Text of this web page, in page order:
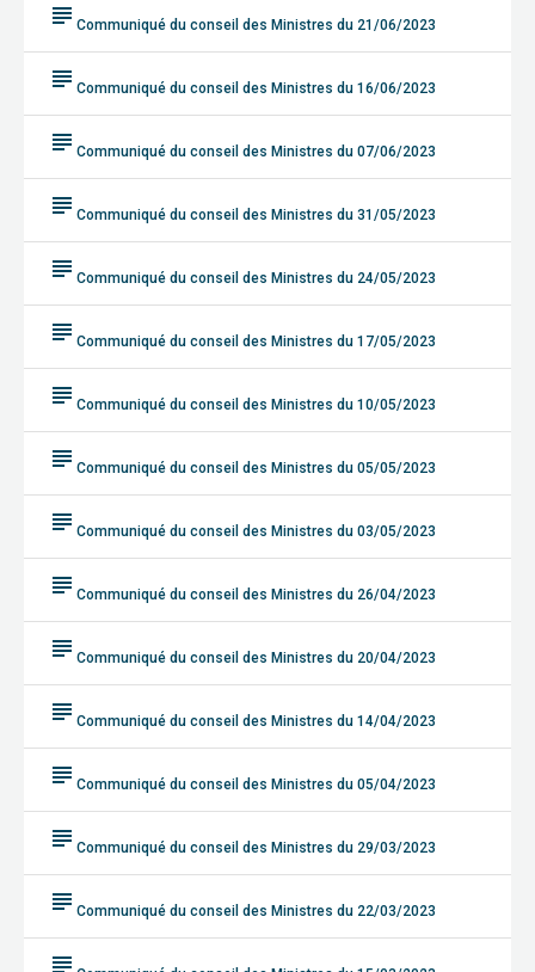
subject Communiqué du conseil des Ministres du 21/06/2023
subject Communiqué du conseil des Ministres du 16/06/2023
subject Communiqué du conseil des Ministres du 07/06/2023
subject Communiqué du conseil des Ministres du 31/05/2023
subject Communiqué du conseil des Ministres du 24/05/2023
subject Communiqué du conseil des Ministres du 17/05/2023
subject Communiqué du conseil des Ministres du 10/05/2023
subject Communiqué du conseil des Ministres du 05/05/2023
subject Communiqué du conseil des Ministres du 03/05/2023
subject Communiqué du conseil des Ministres du 26/04/2023
subject Communiqué du conseil des Ministres du 20/04/2023
subject Communiqué du conseil des Ministres du 14/04/2023
subject Communiqué du conseil des Ministres du 05/04/2023
subject Communiqué du conseil des Ministres du 29/03/2023
subject Communiqué du conseil des Ministres du 22/03/2023
subject